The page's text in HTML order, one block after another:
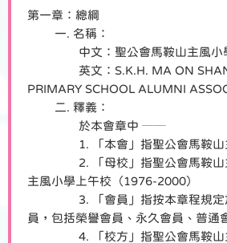
第一章：總綱
一. 名稱：
中文：聖公會馬鞍山主風小
英文：S.K.H. MA ON SHAN
PRIMARY SCHOOL ALUMNI
二. 釋義：
於本會章中 ──
1. 「本會」指聖公會馬鞍山主
2. 「母校」指聖公會馬鞍山主
主風小學上午校（1976-2000）
3. 「會員」指按本章程規定加
員，包括榮譽會員、永久會員、普通
4. 「校方」指聖公會馬鞍山